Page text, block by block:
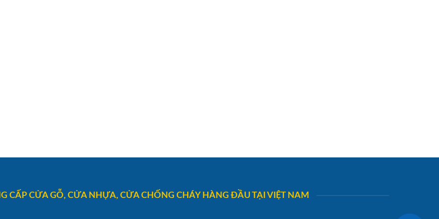
CẤP CỬA GỖ, CỬA NHỰA, CỬA CHỐNG CHÁY HÀNG ĐẦU TẠI VIỆT NAM